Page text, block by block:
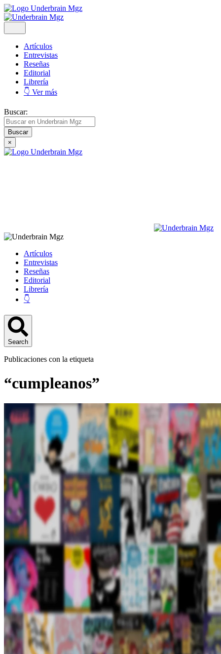
Artículos
Entrevistas
Reseñas
Editorial
Librería
👇 Ver más
Buscar:
×
Artículos
Entrevistas
Reseñas
Editorial
Librería
👇
Search
Publicaciones con la etiqueta
“cumpleanos”